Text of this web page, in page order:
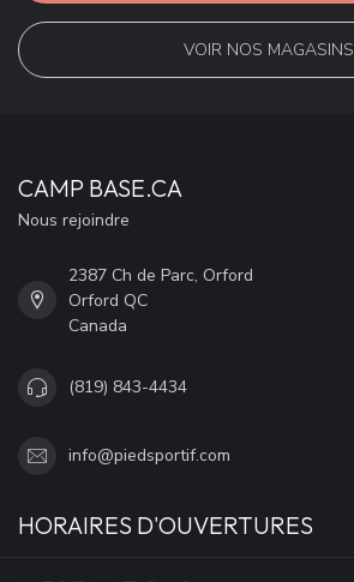
VOIR NOS MAGASINS
CAMP BASE.CA
Nous rejoindre
2387 Ch de Parc, Orford
Orford QC
Canada
(819) 843-4434
info@piedsportif.com
HORAIRES D'OUVERTURES